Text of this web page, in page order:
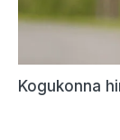
Kogukonna